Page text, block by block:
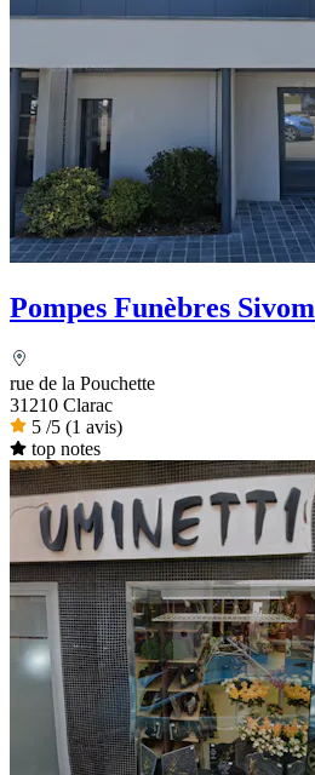
Pompes Funèbres Sivom
rue de la Pouchette
31210 Clarac
5 /5 (1 avis)
top notes